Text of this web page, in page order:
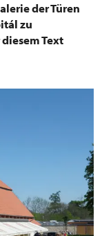
der Türen
zu
Text